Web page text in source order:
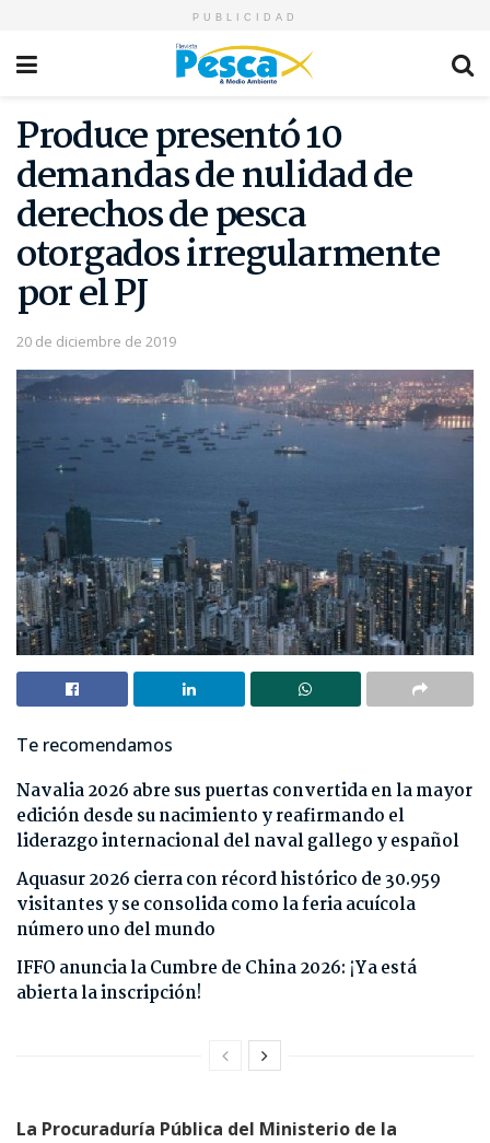
PUBLICIDAD
Produce presentó 10
demandas de nulidad de
derechos de pesca
otorgados irregularmente
por el PJ
20 de diciembre de 2019
Te recomendamos
Navalia 2026 abre sus puertas convertida en la mayor
edición desde su nacimiento y reafirmando el
liderazgo internacional del naval gallego y español
Aquasur 2026 cierra con récord histórico de 30.959
visitantes y se consolida como la feria acuícola
número uno del mundo
IFFO anuncia la Cumbre de China 2026: ¡Ya está
abierta la inscripción!
La Procuraduría Pública del Ministerio de la